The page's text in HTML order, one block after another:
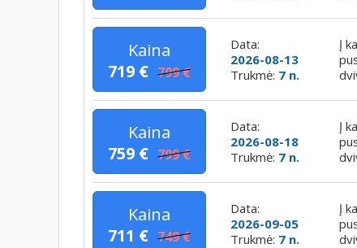
Kaina
719 € 799 €
Data:
2026-08-13
Trukmė: 7 n.
Į
Kaina
759 € 799 €
Data:
2026-08-18
Trukmė: 7 n.
Į
Kaina
711 € 749 €
Data:
2026-09-05
Trukmė: 7 n.
Į